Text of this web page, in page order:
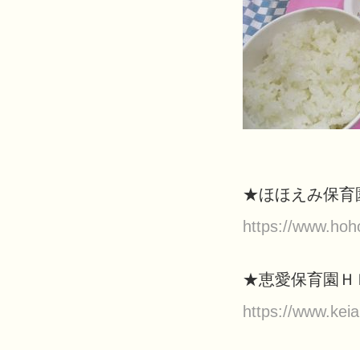
★ほほえみ保
https://
★恵愛保育園
https://